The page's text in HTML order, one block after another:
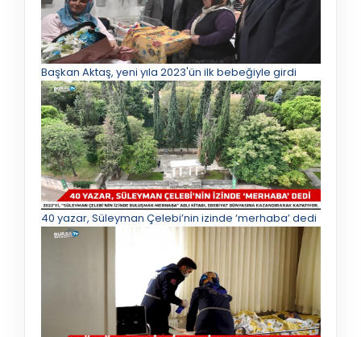
Başkan Aktaş, yeni yıla 2023'ün ilk bebeğiyle girdi
40 yazar, Süleyman Çelebi’nin izinde ‘merhaba’ dedi